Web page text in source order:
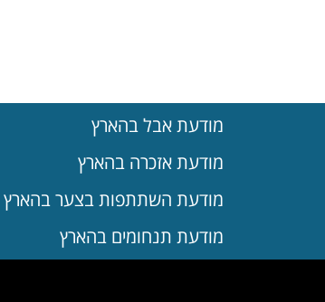
מודעת אבל בהארץ
מודעת אזכרה בהארץ
מודעת השתתפות בצער בהארץ
מודעת תנחומים בהארץ